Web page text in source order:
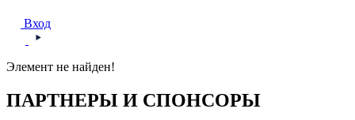
Вход
Элемент не найден!
ПАРТНЕРЫ И СПОНСОРЫ